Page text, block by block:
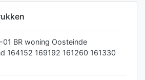
01 BR woning Oosteinde
164152 169192 161260 161330